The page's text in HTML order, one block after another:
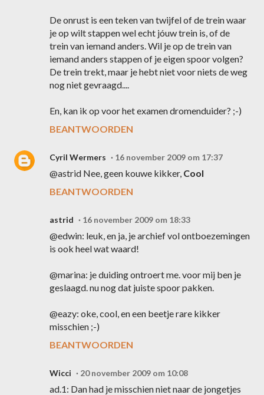
De onrust is een teken van twijfel of de trein waar
je op wilt stappen wel echt jóuw trein is, of de
trein van iemand anders. Wil je op de trein van
iemand anders stappen of je eigen spoor volgen?
De trein trekt, maar je hebt niet voor niets de weg
nog niet gevraagd....
En, kan ik op voor het examen dromenduider? ;-)
BEANTWOORDEN
Cyril Wermers 16 november 2009 om 17:37
@astrid Nee, geen kouwe kikker, Cool
BEANTWOORDEN
astrid 16 november 2009 om 18:33
@edwin: leuk, en ja, je archief vol ontboezemingen
is ook heel wat waard!
@marina: je duiding ontroert me. voor mij ben je
geslaagd. nu nog dat juiste spoor pakken.
@eazy: oke, cool, en een beetje rare kikker
misschien ;-)
BEANTWOORDEN
Wicci 20 november 2009 om 10:08
ad.1: Dan had je misschien niet naar de jongetjes